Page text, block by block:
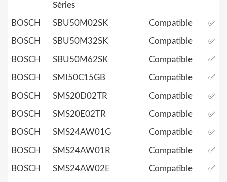
Séries
BOSCH SBU50M02SK Compatible ✅
BOSCH SBU50M32SK Compatible ✅
BOSCH SBU50M62SK Compatible ✅
BOSCH SMI50C15GB Compatible ✅
BOSCH SMS20D02TR Compatible ✅
BOSCH SMS20E02TR Compatible ✅
BOSCH SMS24AW01G Compatible ✅
BOSCH SMS24AW01R Compatible ✅
BOSCH SMS24AW02E Compatible ✅